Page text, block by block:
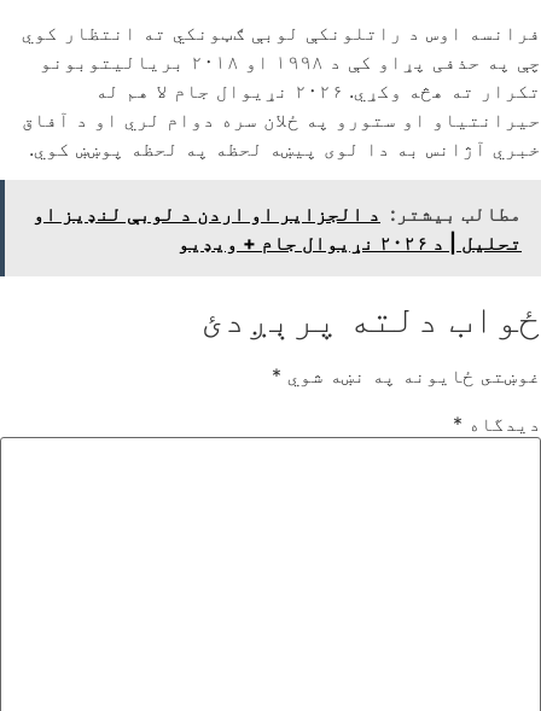
فرانسه اوس د راتلونکې لوبې ګټونکي ته انتظار کوي
چې په حذفی پړاو کې د ۱۹۹۸ او ۲۰۱۸ بریالیتوبونو
تکرار ته هڅه وکړي. ۲۰۲۶ نړیوال جام لا هم له
حیرانتیاو او ستورو په ځلان سره دوام لري او د آفاق
خبري آژانس به دا لوی پیښه لحظه په لحظه پوښښ کوي.
مطالب بیشتر: د الجزایر او اردن د لوبې لنډیز او
تحلیل | د ۲۰۲۶ نړیوال جام + ویډیو
ځواب دلته پرېږدئ
غوښتى ځایونه په نښه شوي *
دیدگاه *